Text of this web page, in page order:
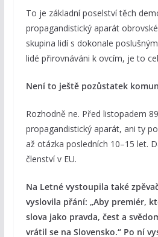
To je základní poselství těch
propagandistický aparát
skupina lidí s dokonale
lidé přirovnáváni k ovcím, je to
Není to ještě pozůstatek
Rozhodně ne. Před listopadem
propagandistický aparát, ani ty
až otázka posledních 10–15 let.
členství v EU.
Na Letné vystoupila také
vyslovila přání: „Aby premiér,
slova jako pravda, čest a
vrátil se na Slovensko.“ Po ní